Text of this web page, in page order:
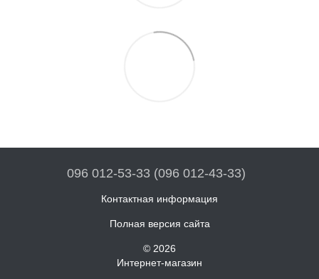
096 012-53-33 (096 012-43-33)
Контактная информация
Полная версия сайта
© 2026
Интернет-магазин